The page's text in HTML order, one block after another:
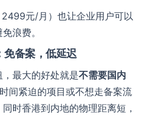
元/月）也让企业用户可以
浪费。
免备案，低延迟
最大的好处就是不需要国内
间紧迫的项目或不想走备案流
时香港到内地的物理距离短，